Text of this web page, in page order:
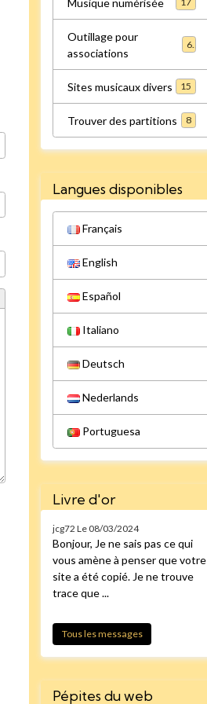
Outillage pour
associations
Sites musicaux divers 15
Trouver des partitions 8
Langues disponibles
Français
English
Español
Italiano
Deutsch
Nederlands
Portuguesa
Livre d'or
jcg72 Le 08/03/2024
Bonjour, Je ne sais pas ce qui
vous amène à penser que votre
site a été copié. Je ne trouve
trace que ...
Tous les messages
Pépites du web